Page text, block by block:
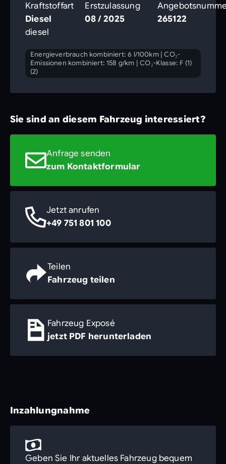
Kraftstoffart
Diesel
Erstzulassung
08 / 2025
265122
diesel
Energieverbrauch kombiniert: 6 l/100km|CO₂-
Emissionen kombiniert: 158 g/km |CO₂-Klasse: F (1)
(2)
Sie sind an diesem Fahrzeug interessiert?
Anfrage senden
zum Kontaktformular
Jetzt anrufen
+49 751 801 100
Teilen
Fahrzeug teilen
Fahrzeug Exposé
jetzt PDF herunterladen
Inzahlungnahme
Geben Sie Ihr aktuelles Fahrzeug bequem